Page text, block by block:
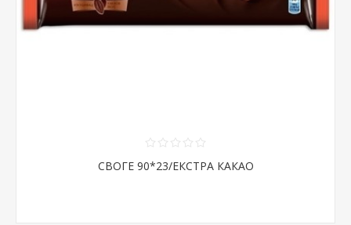
СВОГЕ 90*23/ЕКСТРА КАКАО